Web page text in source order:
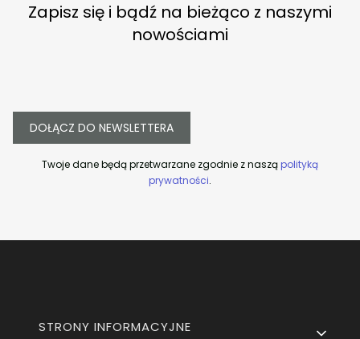
Zapisz się i bądź na bieżąco z naszymi
nowościami
DOŁĄCZ DO NEWSLETTERA
Twoje dane będą przetwarzane zgodnie z nasząpolityką
prywatności.
Linki w stopce
STRONY INFORMACYJNE